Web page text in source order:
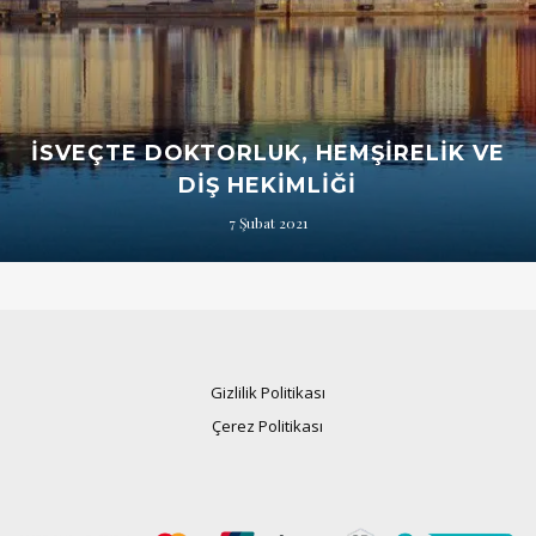
İSVEÇTE DOKTORLUK, HEMŞIRELIK VE
DIŞ HEKIMLIĞI
7 Şubat 2021
Gizlilik Politikası
Çerez Politikası